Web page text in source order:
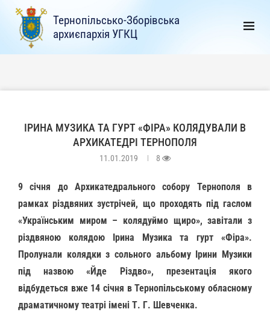
Тернопільсько-Зборівська
архиєпархія УГКЦ
ІРИНА МУЗИКА ТА ГУРТ «ФІРА» КОЛЯДУВАЛИ В
АРХИКАТЕДРІ ТЕРНОПОЛЯ
11.01.2019 8
9 січня до Архикатедрального собору Тернополя в
рамках різдвяних зустрічей, що проходять під гаслом
«Українським миром – колядуймо щиро», завітали з
різдвяною колядою Ірина Музика та гурт «Фіра».
Пролунали колядки з сольного альбому Ірини Музики
під назвою «Йде Різдво», презентація якого
відбудеться вже 14 січня в Тернопільському обласному
драматичному театрі імені Т. Г. Шевченка.